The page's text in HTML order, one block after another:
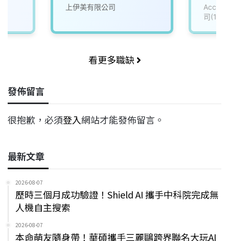
上伊美有限公司
司
看更多職缺
發佈留言
很抱歉，必須登入網站才能發佈留言。
最新文章
2026-08-07
歷時三個月成功驗證！Shield AI 攜手中科院完成無
人機自主搜索
2026-08-07
本命萌友隨身帶！華碩攜手三麗鷗跨界聯名大玩AI